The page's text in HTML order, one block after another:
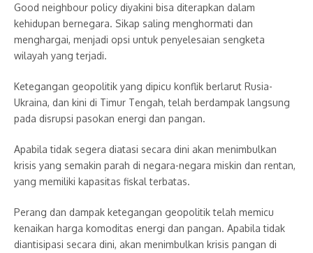
Good neighbour policy diyakini bisa diterapkan dalam
kehidupan bernegara. Sikap saling menghormati dan
menghargai, menjadi opsi untuk penyelesaian sengketa
wilayah yang terjadi.
Ketegangan geopolitik yang dipicu konflik berlarut Rusia-
Ukraina, dan kini di Timur Tengah, telah berdampak langsung
pada disrupsi pasokan energi dan pangan.
Apabila tidak segera diatasi secara dini akan menimbulkan
krisis yang semakin parah di negara-negara miskin dan rentan,
yang memiliki kapasitas fiskal terbatas.
Perang dan dampak ketegangan geopolitik telah memicu
kenaikan harga komoditas energi dan pangan. Apabila tidak
diantisipasi secara dini, akan menimbulkan krisis pangan di